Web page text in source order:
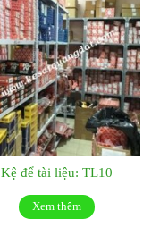
Kệ để tài liệu: TL10
Xem thêm